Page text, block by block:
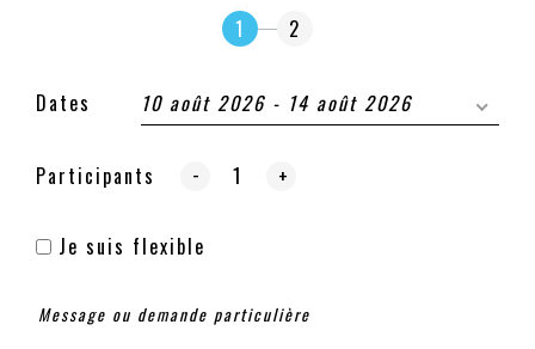
1 2
Dates 10 août 2026 - 14 août 2026
Participants - +
Je suis flexible